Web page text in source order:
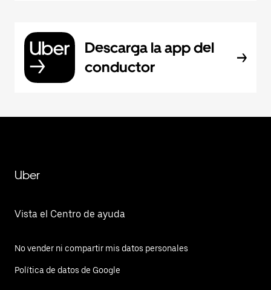
Descarga la app del
conductor
Uber
Vista el Centro de ayuda
No vender ni compartir mis datos personales
Política de datos de Google